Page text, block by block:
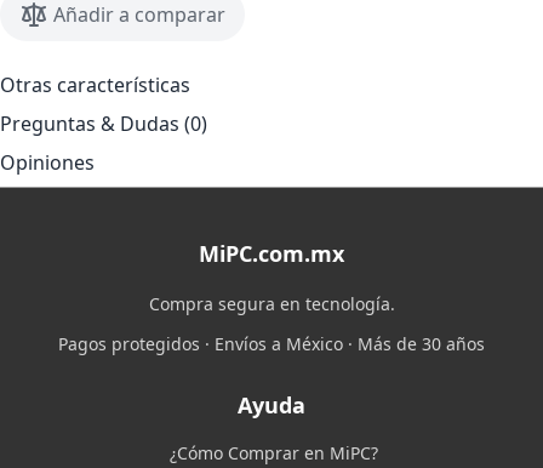
Añadir a comparar
Otras características
Preguntas & Dudas (0)
Opiniones
MiPC.com.mx
Compra segura en tecnología.
Pagos protegidos · Envíos a México · Más de 30 años
Ayuda
¿Cómo Comprar en MiPC?